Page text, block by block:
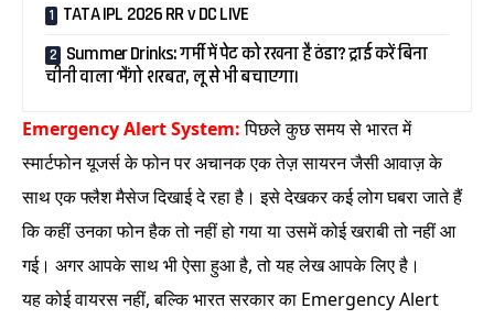
TATA IPL 2026 RR v DC LIVE
Summer Drinks: गर्मी में पेट को रखना है ठंडा? ट्राई करें बिना
चीनी वाला ‘मैंगो शरबत’, लू से भी बचाएगा।
Emergency Alert System: पिछले कुछ समय से भारत में
स्मार्टफोन यूजर्स के फोन पर अचानक एक तेज़ सायरन जैसी आवाज़ के
साथ एक फ्लैश मैसेज दिखाई दे रहा है। इसे देखकर कई लोग घबरा जाते हैं
कि कहीं उनका फोन हैक तो नहीं हो गया या उसमें कोई खराबी तो नहीं आ
गई। अगर आपके साथ भी ऐसा हुआ है, तो यह लेख आपके लिए है।
यह कोई वायरस नहीं, बल्कि भारत सरकार का Emergency Alert